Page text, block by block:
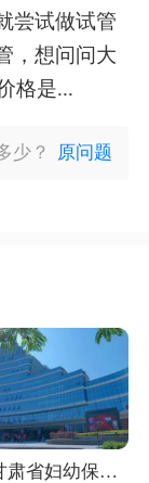
尝试做试管
，想问问大
格是...
少？ 原问题
肃省妇幼保健